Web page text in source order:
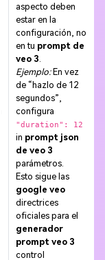
aspecto deben
estar en la
configuración, no
en tu prompt de
veo 3.
Ejemplo:En vez
de “hazlo de 12
segundos”,
configura
"duration": 12
in prompt json
de veo 3
parámetros.
Esto sigue las
google veo
directrices
oficiales para el
generador
prompt veo 3
control